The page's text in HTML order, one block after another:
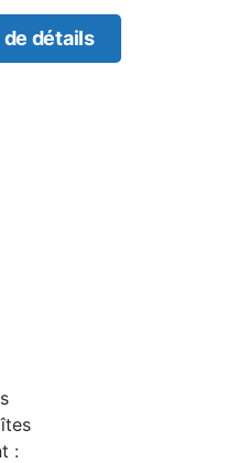
de détails
: